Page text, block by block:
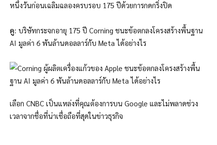
หนึ่งวันก่อนเฉลิมฉลองครบรอบ 175 ปีด้วยการกดกริ่งปิด
ดู: บริษัทกระจกอายุ 175 ปี Corning ชนะข้อตกลงโครงสร้างพื้นฐาน
AI มูลค่า 6 พันล้านดอลลาร์กับ Meta ได้อย่างไร
เลือก CNBC เป็นแหล่งที่คุณต้องการบน Google และไม่พลาดช่วง
เวลาจากชื่อที่น่าเชื่อถือที่สุดในข่าวธุรกิจ